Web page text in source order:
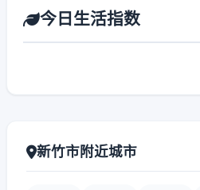
今日生活指数
新竹市附近城市